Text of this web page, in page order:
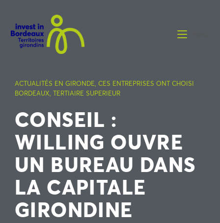
ACTUALITÉS EN GIRONDE, CES ENTREPRISES ONT CHOISI
BORDEAUX, TERTIAIRE SUPERIEUR
CONSEIL :
WILLING OUVRE
UN BUREAU DANS
LA CAPITALE
GIRONDINE